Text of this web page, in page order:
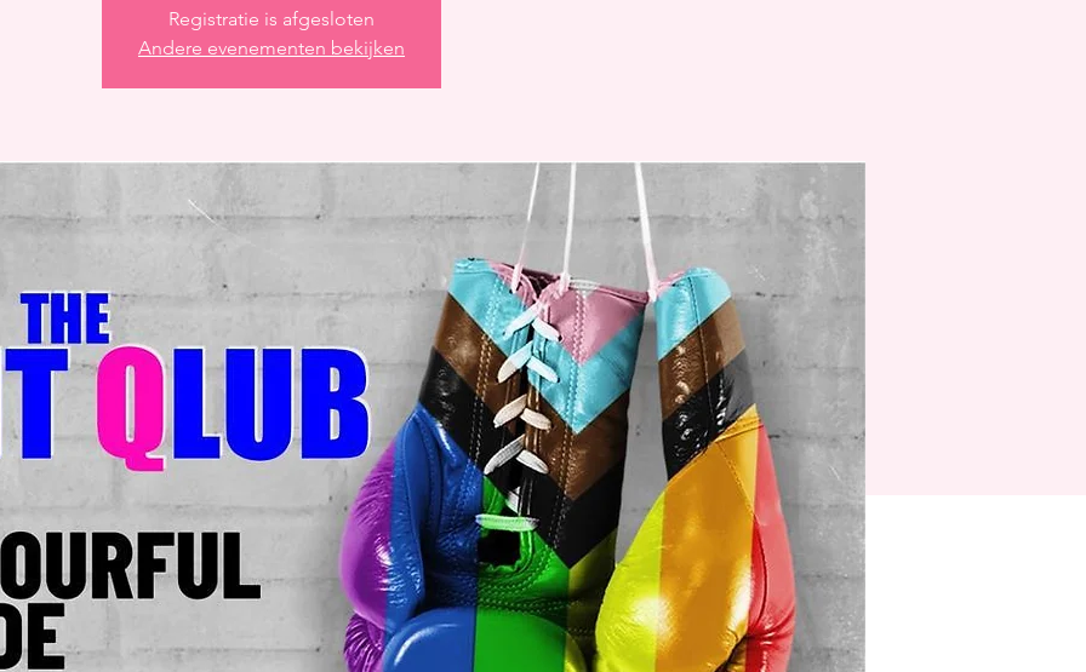
Registratie is afgesloten
Andere evenementen bekijken